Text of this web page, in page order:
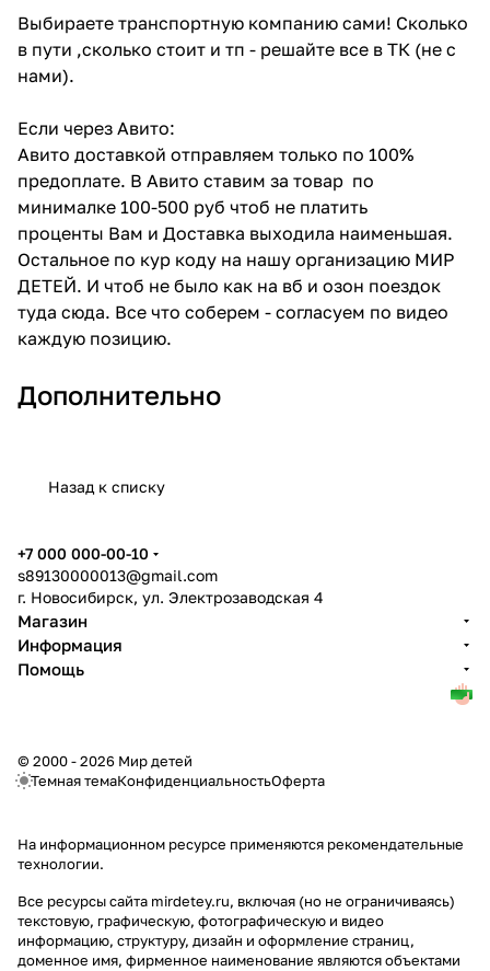
Выбираете транспортную компанию сами! Сколько
в пути ,сколько стоит и тп - решайте все в ТК (не с
нами).
Если через Авито:
Авито доставкой отправляем только по 100%
предоплате. В Авито ставим за товар по
минималке 100-500 руб чтоб не платить
проценты Вам и Доставка выходила наименьшая.
Остальное по кур коду на нашу организацию МИР
ДЕТЕЙ. И чтоб не было как на вб и озон поездок
туда сюда. Все что соберем - согласуем по видео
каждую позицию.
Дополнительно
Назад к списку
+7 000 000-00-10
s89130000013@gmail.com
г. Новосибирск, ул. Электрозаводская 4
Магазин
Информация
Помощь
© 2000 - 2026 Мир детей
Темная темаКонфиденциальностьОферта
На информационном ресурсе применяются рекомендательные
технологии.
Все ресурсы сайта mirdetey.ru, включая (но не ограничиваясь)
текстовую, графическую, фотографическую и видео
информацию, структуру, дизайн и оформление страниц,
доменное имя, фирменное наименование являются объектами